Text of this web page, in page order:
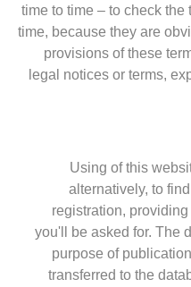
time to time – to check
time, because they are
provisions of these
legal notices or terms,
Using of this
alternatively, to
registration,
you'll be asked for. The
purpose of
transferred to the